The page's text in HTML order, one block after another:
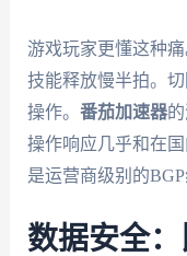
游戏玩家更懂这种痛
技能释放慢半拍。
操作。 番茄加速器的
操作响应几乎和在
是运营商级别的
数据安全